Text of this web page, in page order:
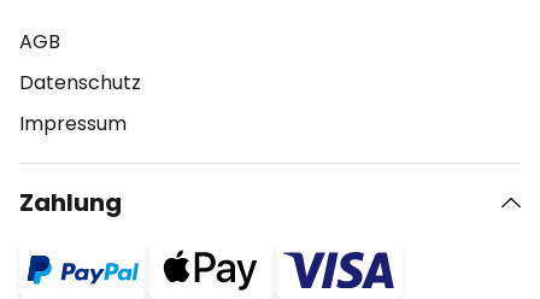
AGB
Datenschutz
Impressum
Zahlung